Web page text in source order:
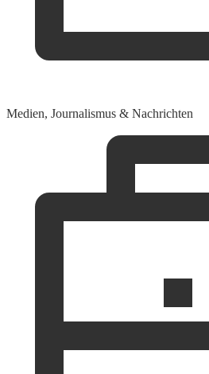
Medien, Journalismus & Nachrichten